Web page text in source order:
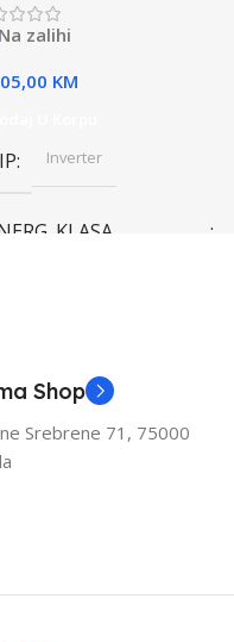
Na zalihi
KM
Inverter
KLASA
HLAĐENJA
Shop
Srebrene 71, 75000